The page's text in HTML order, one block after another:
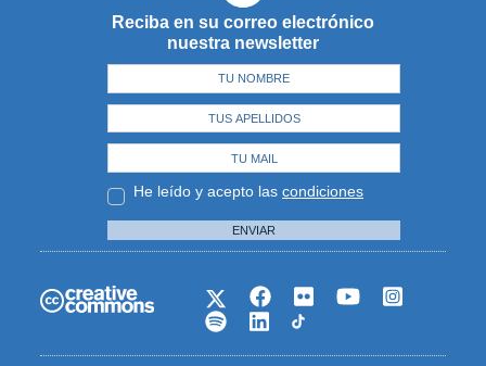
Reciba en su correo electrónico
nuestra newsletter
He leído y acepto las condiciones
ENVIAR